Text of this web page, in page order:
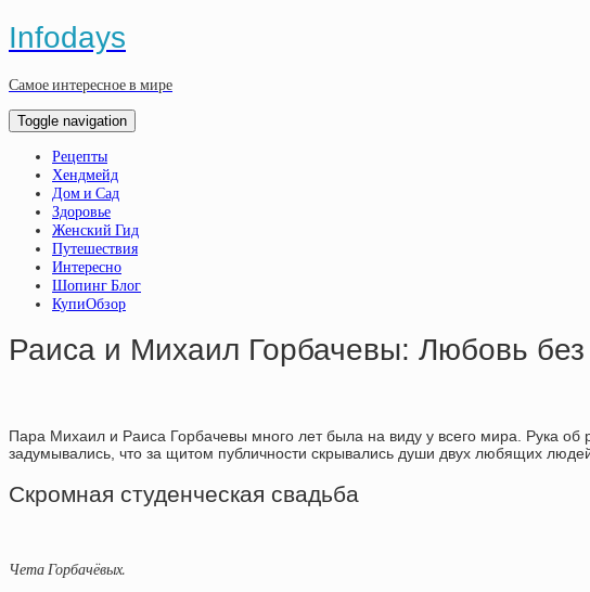
Infodays
Самое интересное в мире
Toggle navigation
Рецепты
Хендмейд
Дом и Сад
Здоровье
Женский Гид
Путешествия
Интересно
Шопинг Блог
КупиОбзор
Раиса и Михаил Горбачевы: Любовь без
Пара Михаил и Раиса Горбачевы много лет была на виду у всего мира. Рука
задумывались, что за щитом публичности скрывались души двух любящих
Скромная студенческая свадьба
Чета Горбачёвых.